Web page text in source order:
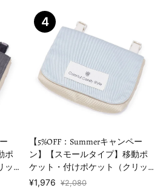
ポ
ッ
ア
4
【5%OFF：Summerキャンペー
ン】【スモールタイプ】移動ポ
ケット・付けポケット（クリッ
プタイプ） くすみ無地 くすみラ
¥1,976 ¥2,080